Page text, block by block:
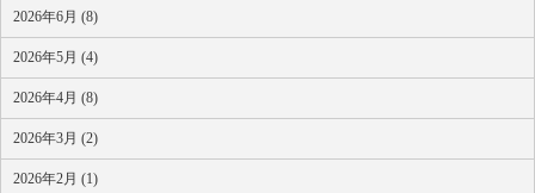
2026年6月 (8)
2026年5月 (4)
2026年4月 (8)
2026年3月 (2)
2026年2月 (1)